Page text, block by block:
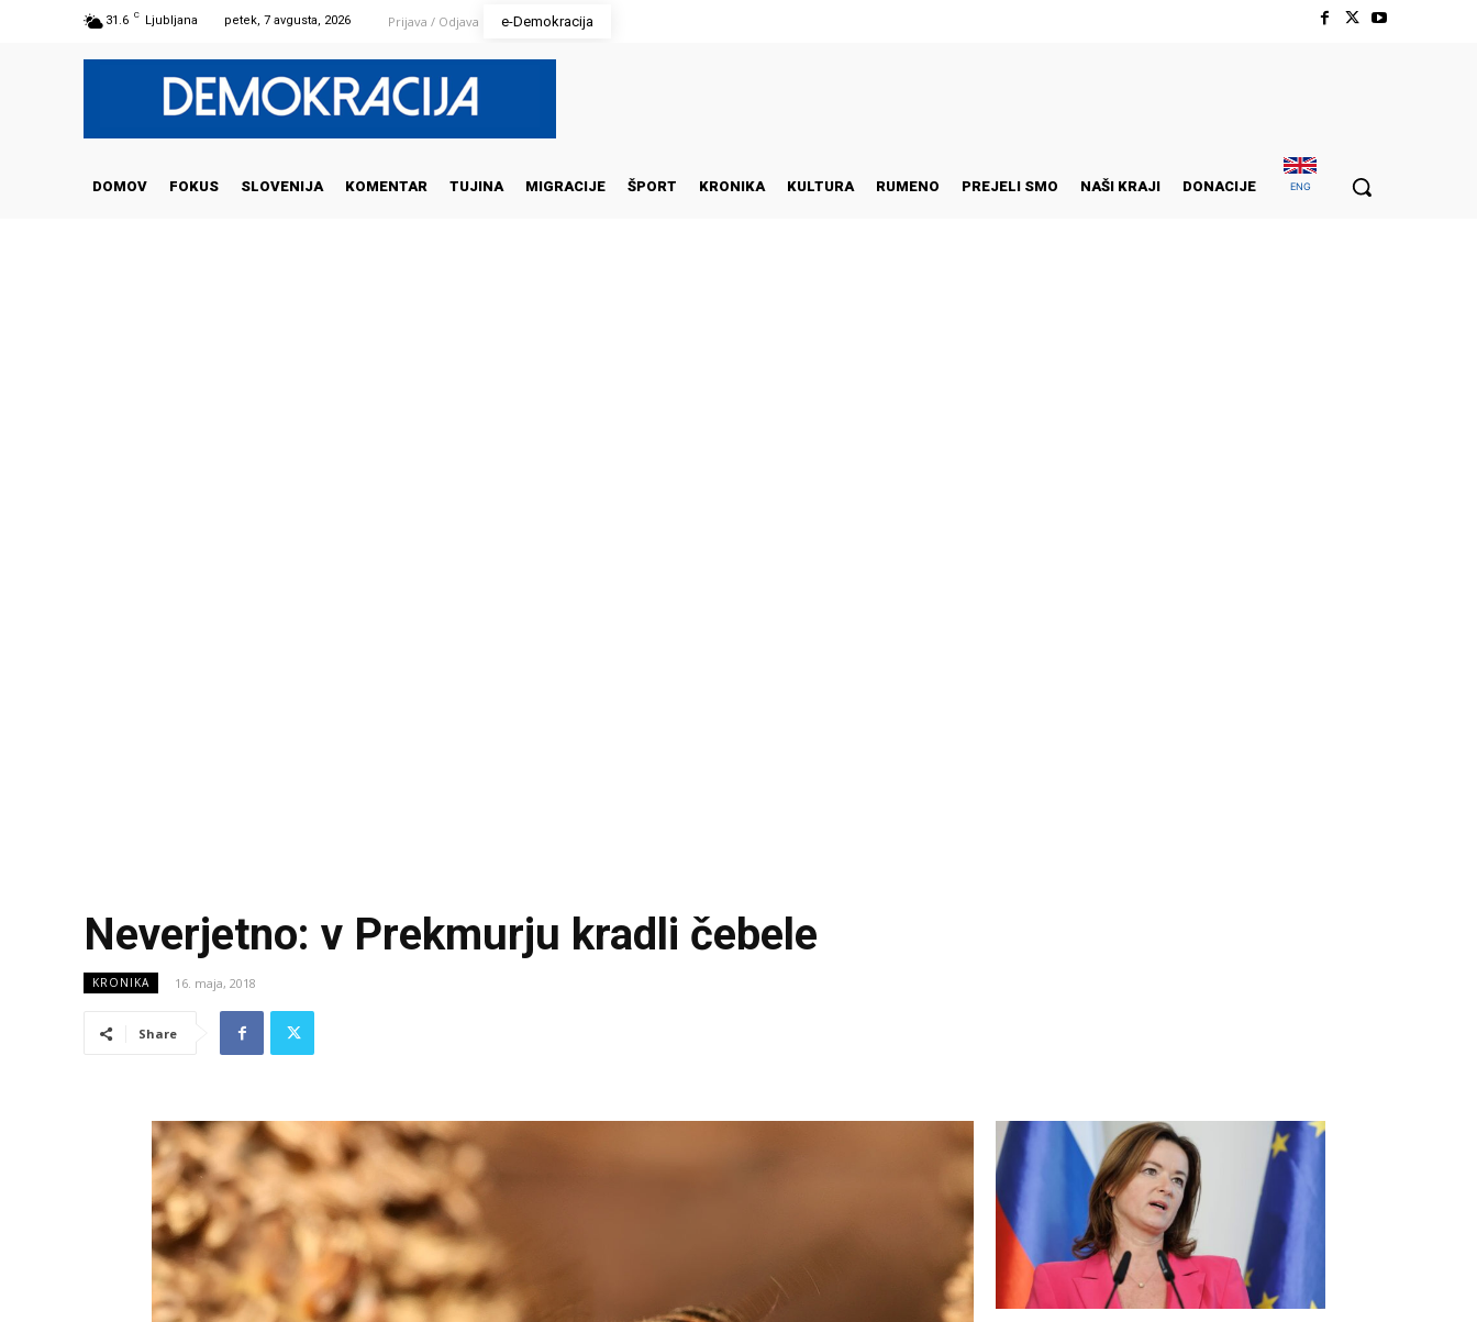
31.6 C Ljubljana petek, 7 avgusta, 2026 Prijava / Odjava e-Demokracija
DOMOV FOKUS SLOVENIJA KOMENTAR TUJINA MIGRACIJE ŠPORT KRONIKA KULTURA RUMENO PREJELI SMO NAŠI KRAJI DONACIJE ENG
Neverjetno: v Prekmurju kradli čebele
KRONIKA 16. maja, 2018
Share